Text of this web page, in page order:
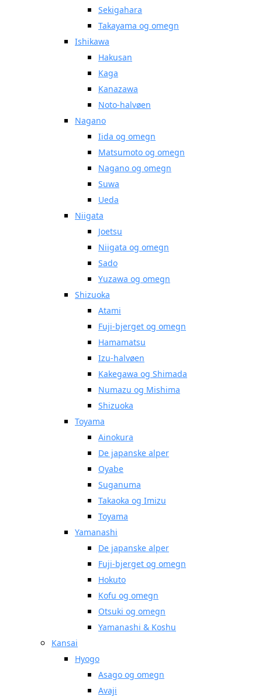
Sekigahara
Takayama og omegn
Ishikawa
Hakusan
Kaga
Kanazawa
Noto-halvøen
Nagano
Iida og omegn
Matsumoto og omegn
Nagano og omegn
Suwa
Ueda
Niigata
Joetsu
Niigata og omegn
Sado
Yuzawa og omegn
Shizuoka
Atami
Fuji-bjerget og omegn
Hamamatsu
Izu-halvøen
Kakegawa og Shimada
Numazu og Mishima
Shizuoka
Toyama
Ainokura
De japanske alper
Oyabe
Suganuma
Takaoka og Imizu
Toyama
Yamanashi
De japanske alper
Fuji-bjerget og omegn
Hokuto
Kofu og omegn
Otsuki og omegn
Yamanashi & Koshu
Kansai
Hyogo
Asago og omegn
Avaji